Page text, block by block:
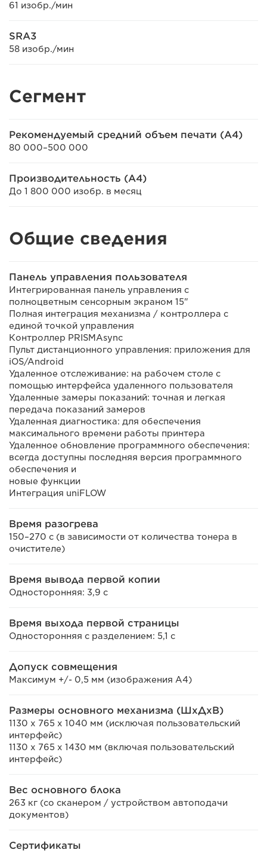
61 изобр./мин
SRA3
58 изобр./мин
Сегмент
Рекомендуемый средний объем печати (A4)
80 000–500 000
Производительность (A4)
До 1 800 000 изобр. в месяц
Общие сведения
Панель управления пользователя
Интегрированная панель управления с
полноцветным сенсорным экраном 15"
Полная интеграция механизма / контроллера с
единой точкой управления
Контроллер PRISMAsync
Пульт дистанционного управления: приложения для
iOS/Android
Удаленное отслеживание: на рабочем столе с
помощью интерфейса удаленного пользователя
Удаленные замеры показаний: точная и легкая
передача показаний замеров
Удаленная диагностика: для обеспечения
максимального времени работы принтера
Удаленное обновление программного обеспечения:
всегда доступны последняя версия программного
обеспечения и
новые функции
Интеграция uniFLOW
Время разогрева
150–270 с (в зависимости от количества тонера в
очистителе)
Время вывода первой копии
Односторонняя: 3,9 с
Время выхода первой страницы
Односторонняя с разделением: 5,1 с
Допуск совмещения
Максимум +/- 0,5 мм (изображения A4)
Размеры основного механизма (ШxДxВ)
1130 x 765 x 1040 мм (исключая пользовательский
интерфейс)
1130 x 765 x 1430 мм (включая пользовательский
интерфейс)
Вес основного блока
263 кг (со сканером / устройством автоподачи
документов)
Сертификаты